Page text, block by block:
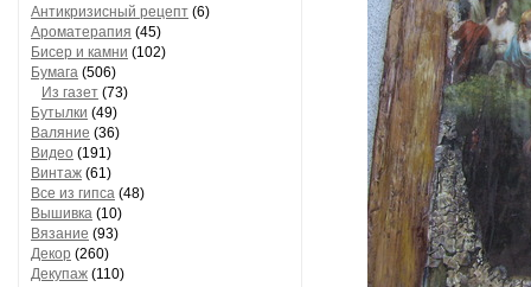
Антикризисный рецепт (6)
Ароматерапия (45)
Бисер и камни (102)
Бумага (506)
Из газет (73)
Бутылки (49)
Валяние (36)
Видео (191)
Винтаж (61)
Все из гипса (48)
Вышивка (10)
Вязание (93)
Декор (260)
Декупаж (110)